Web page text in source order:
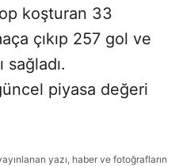
koşturan 33
çıkıp 257 gol ve
sağladı.
piyasa değeri
yazı, haber ve fotoğrafların